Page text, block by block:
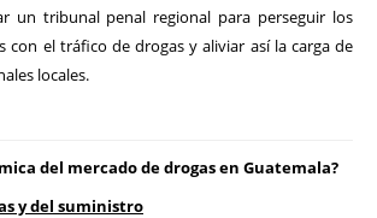
un tribunal penal regional para perseguir los
con el tráfico de drogas y aliviar así la carga de
locales.
del mercado de drogas en Guatemala?
y del suministro